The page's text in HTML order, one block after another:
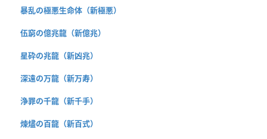
暴乱の極悪生命体（新極悪）
伍窮の億兆龍（新億兆）
星砕の兆龍（新凶兆）
深遠の万龍（新万寿）
浄罪の千龍（新千手）
煉燼の百龍（新百式）